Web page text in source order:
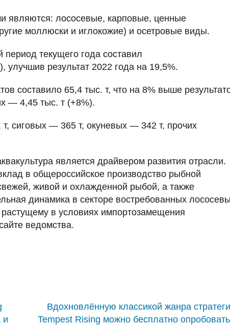
являются: лососевые, карповые, ценные
моллюски и иглокожие) и осетровые виды.
текущего года составил
результат 2022 года на 19,5%.
составило 65,4 тыс. т, что на 8% выше
— 4,45 тыс. т (+8%).
сиговых — 365 т, окуневых — 342 т, прочих
является драйвером развития отрасли.
в общероссийское производство рыбной
живой и охлажденной рыбой, а также
динамика в секторе востребованных
в условиях импортозамещения
ведомства.
и
Вдохновлённую классикой жанра
Tempest Rising можно бесплатно